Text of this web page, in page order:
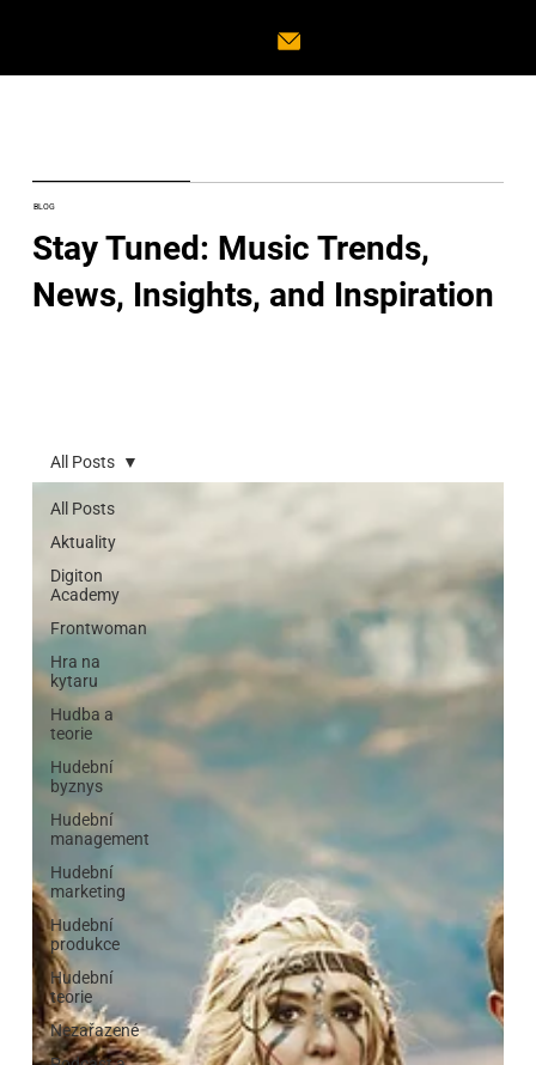
Stay Tuned: Music Trends,
News, Insights, and Inspiration
BLOG
All Posts
Aktuality
Digiton
Academy
Frontwoman
Hra na
kytaru
Hudba a
teorie
Hudební
byznys
Hudební
management
Hudební
marketing
Hudební
produkce
Hudební
teorie
Nezařazené
All Posts